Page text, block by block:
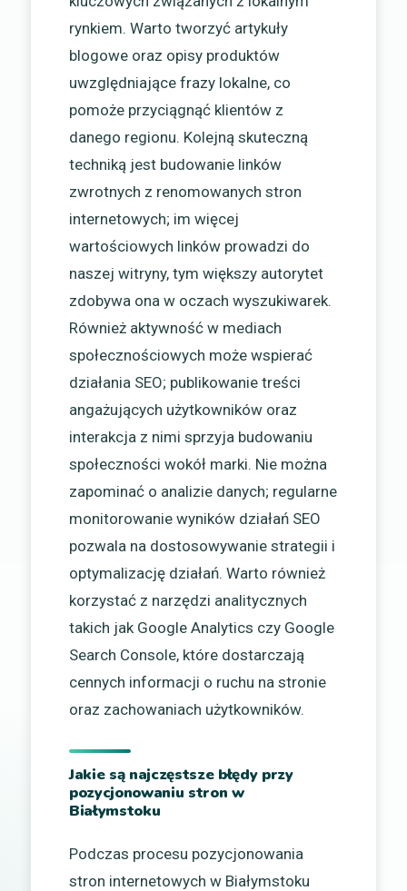
rynkiem. Warto tworzyć artykuły
blogowe oraz opisy produktów
uwzględniające frazy lokalne, co
pomoże przyciągnąć klientów z
danego regionu. Kolejną skuteczną
techniką jest budowanie linków
zwrotnych z renomowanych stron
internetowych; im więcej
wartościowych linków prowadzi do
naszej witryny, tym większy autorytet
zdobywa ona w oczach wyszukiwarek.
Również aktywność w mediach
społecznościowych może wspierać
działania SEO; publikowanie treści
angażujących użytkowników oraz
interakcja z nimi sprzyja budowaniu
społeczności wokół marki. Nie można
zapominać o analizie danych; regularne
monitorowanie wyników działań SEO
pozwala na dostosowywanie strategii i
optymalizację działań. Warto również
korzystać z narzędzi analitycznych
takich jak Google Analytics czy Google
Search Console, które dostarczają
cennych informacji o ruchu na stronie
oraz zachowaniach użytkowników.
Jakie są najczęstsze błędy przy
pozycjonowaniu stron w
Białymstoku
Podczas procesu pozycjonowania
stron internetowych w Białymstoku